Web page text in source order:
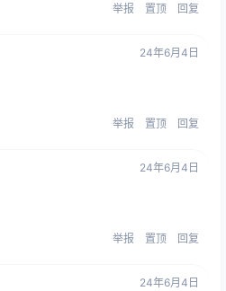
举报 置顶 回复
24年6月4日
举报 置顶 回复
24年6月4日
举报 置顶 回复
24年6月4日